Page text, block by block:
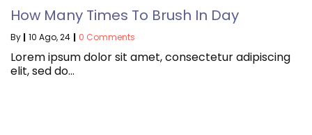
How Many Times To Brush In Day
By | 10 Ago, 24 | 0 Comments
Lorem ipsum dolor sit amet, consectetur adipiscing
elit, sed do…